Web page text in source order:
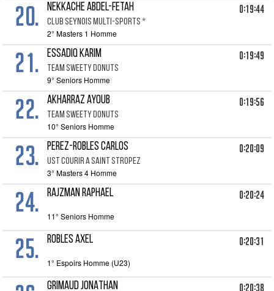
20. NEKKACHE ABDEL-FETAH
CLUB SEYNOIS MULTI-SPORTS *
0:19:44
2° Masters 1 Homme
21. ESSADIQ KARIM
TEAM SWEETY DONUTS
0:19:49
9° Seniors Homme
22. AKHARRAZ AYOUB
TEAM SWEETY DONUTS
0:19:56
10° Seniors Homme
23. PEREZ-ROBLES CARLOS
UST COURIR A SAINT STROPEZ
0:20:09
3° Masters 4 Homme
24. RAJZMAN RAPHAEL 0:20:24
11° Seniors Homme
25. ROBLES AXEL 0:20:31
1° Espoirs Homme (U23)
GRIMAUD JONATHAN 0:20:38